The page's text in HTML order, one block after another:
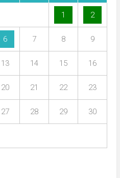
1 2
6 7 8 9
13 14 15 16
20 21 22 23
27 28 29 30